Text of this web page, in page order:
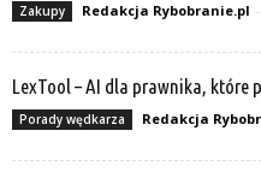
Zakupy Redakcja Rybobranie.pl -
LexTool – AI dla prawnika, które
Porady wędkarza Redakcja